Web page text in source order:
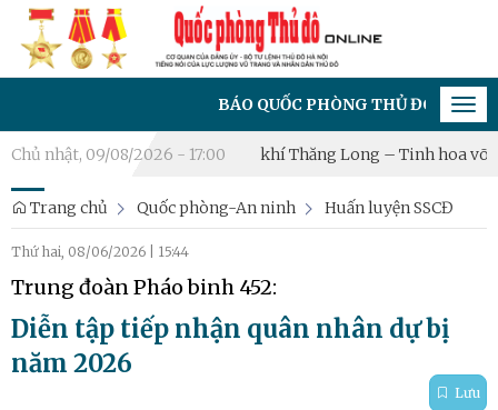
BÁO QUỐC PHÒNG THỦ ĐÔ - CƠ QUAN CỦA
Chủ nhật, 09/08/2026 - 17:00
Hà Nội 2026: “Hào khí Thăng Long – Tinh hoa võ Việt” Xã
Trang chủ Quốc phòng-An ninh Huấn luyện SSCĐ
Thứ hai, 08/06/2026 15:44
Trung đoàn Pháo binh 452:
Diễn tập tiếp nhận quân nhân dự bị
năm 2026
Lưu